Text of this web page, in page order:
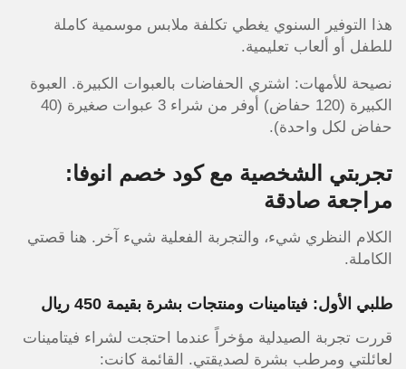
هذا التوفير السنوي يغطي تكلفة ملابس موسمية كاملة
للطفل أو ألعاب تعليمية.
نصيحة للأمهات: اشتري الحفاضات بالعبوات الكبيرة. العبوة
الكبيرة (120 حفاض) أوفر من شراء 3 عبوات صغيرة (40
حفاض لكل واحدة).
تجربتي الشخصية مع كود خصم انوفا:
مراجعة صادقة
الكلام النظري شيء، والتجربة الفعلية شيء آخر. هنا قصتي
الكاملة.
طلبي الأول: فيتامينات ومنتجات بشرة بقيمة 450 ريال
قررت تجربة الصيدلية مؤخراً عندما احتجت لشراء فيتامينات
لعائلتي ومرطب بشرة لصديقتي. القائمة كانت: